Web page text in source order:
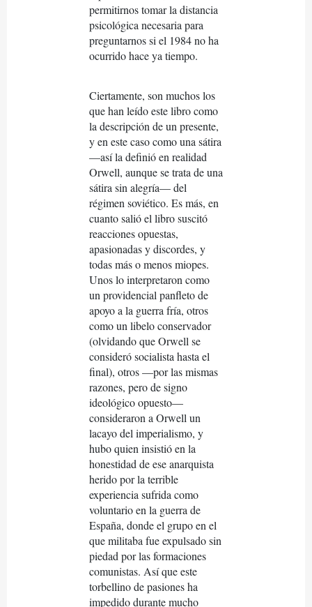
permitirnos tomar la distancia
psicológica necesaria para
preguntarnos si el 1984 no ha
ocurrido hace ya tiempo.
Ciertamente, son muchos los
que han leído este libro como
la descripción de un presente,
y en este caso como una sátira
—así la definió en realidad
Orwell, aunque se trata de una
sátira sin alegría— del
régimen soviético. Es más, en
cuanto salió el libro suscitó
reacciones opuestas,
apasionadas y discordes, y
todas más o menos miopes.
Unos lo interpretaron como
un providencial panﬂeto de
apoyo a la guerra fría, otros
como un libelo conservador
(olvidando que Orwell se
consideró socialista hasta el
final), otros —por las mismas
razones, pero de signo
ideológico opuesto—
consideraron a Orwell un
lacayo del imperialismo, y
hubo quien insistió en la
honestidad de ese anarquista
herido por la terrible
experiencia sufrida como
voluntario en la guerra de
España, donde el grupo en el
que militaba fue expulsado sin
piedad por las formaciones
comunistas. Así que este
torbellino de pasiones ha
impedido durante mucho